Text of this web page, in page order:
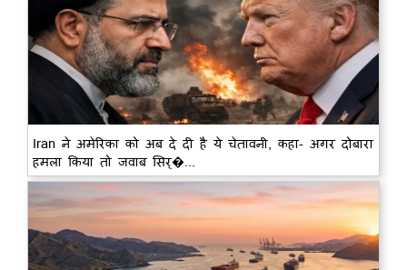
Iran ने अमेरिका को अब दे दी है ये चेतावनी, कहा- अगर दोबारा
हमला किया तो जवाब सिर्�...